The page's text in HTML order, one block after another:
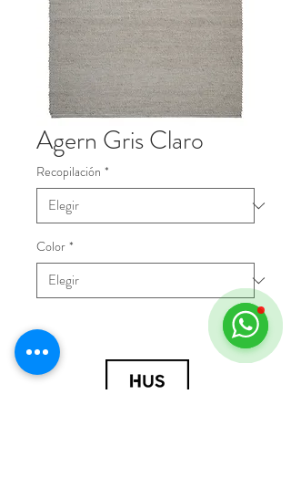
Agern Gris Claro
Recopilación *
Color *